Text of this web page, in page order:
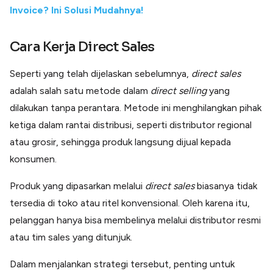
Invoice? Ini Solusi Mudahnya!
Cara Kerja Direct Sales
Seperti yang telah dijelaskan sebelumnya, direct sales
adalah salah satu metode dalam direct sellingyang
dilakukan tanpa perantara. Metode ini menghilangkan pihak
ketiga dalam rantai distribusi, seperti distributor regional
atau grosir, sehingga produk langsung dijual kepada
konsumen.
Produk yang dipasarkan melalui direct salesbiasanya tidak
tersedia di toko atau ritel konvensional. Oleh karena itu,
pelanggan hanya bisa membelinya melalui distributor resmi
atau tim sales yang ditunjuk.
Dalam menjalankan strategi tersebut, penting untuk